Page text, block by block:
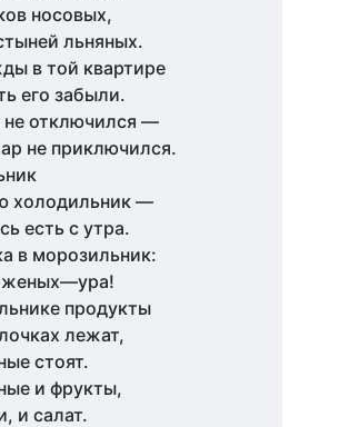
носовых,
льняных.
в той квартире
его забыли.
отключился —
не приключился.
холодильник —
есть с утра.
в морозильник:
продукты
лежат,
стоят.
и фрукты,
и салат.